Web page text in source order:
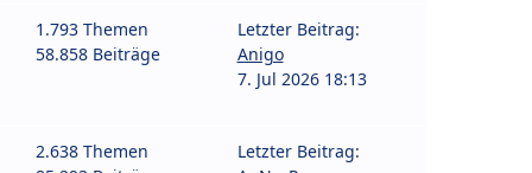
1.793 Themen
58.858 Beiträge
Letzter Beitrag:
Anigo
7. Jul 2026 18:13
2.638 Themen
Letzter Beitrag: